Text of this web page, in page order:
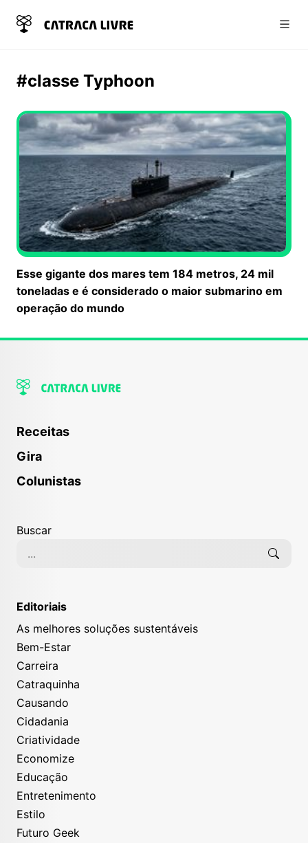
#classe Typhoon
Esse gigante dos mares tem 184 metros, 24 mil
toneladas e é considerado o maior submarino em
operação do mundo
Receitas
Gira
Colunistas
Buscar
Editoriais
As melhores soluções sustentáveis
Bem-Estar
Carreira
Catraquinha
Causando
Cidadania
Criatividade
Economize
Educação
Entretenimento
Estilo
Futuro Geek